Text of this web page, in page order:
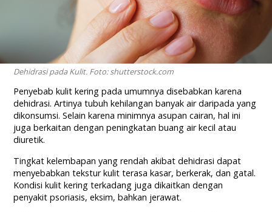
Dehidrasi pada Kulit. Foto: shutterstock.com
Penyebab kulit kering pada umumnya disebabkan karena
dehidrasi. Artinya tubuh kehilangan banyak air daripada yang
dikonsumsi. Selain karena minimnya asupan cairan, hal ini
juga berkaitan dengan peningkatan buang air kecil atau
diuretik.
Tingkat kelembapan yang rendah akibat dehidrasi dapat
menyebabkan tekstur kulit terasa kasar, berkerak, dan gatal.
Kondisi kulit kering terkadang juga dikaitkan dengan
penyakit psoriasis, eksim, bahkan jerawat.